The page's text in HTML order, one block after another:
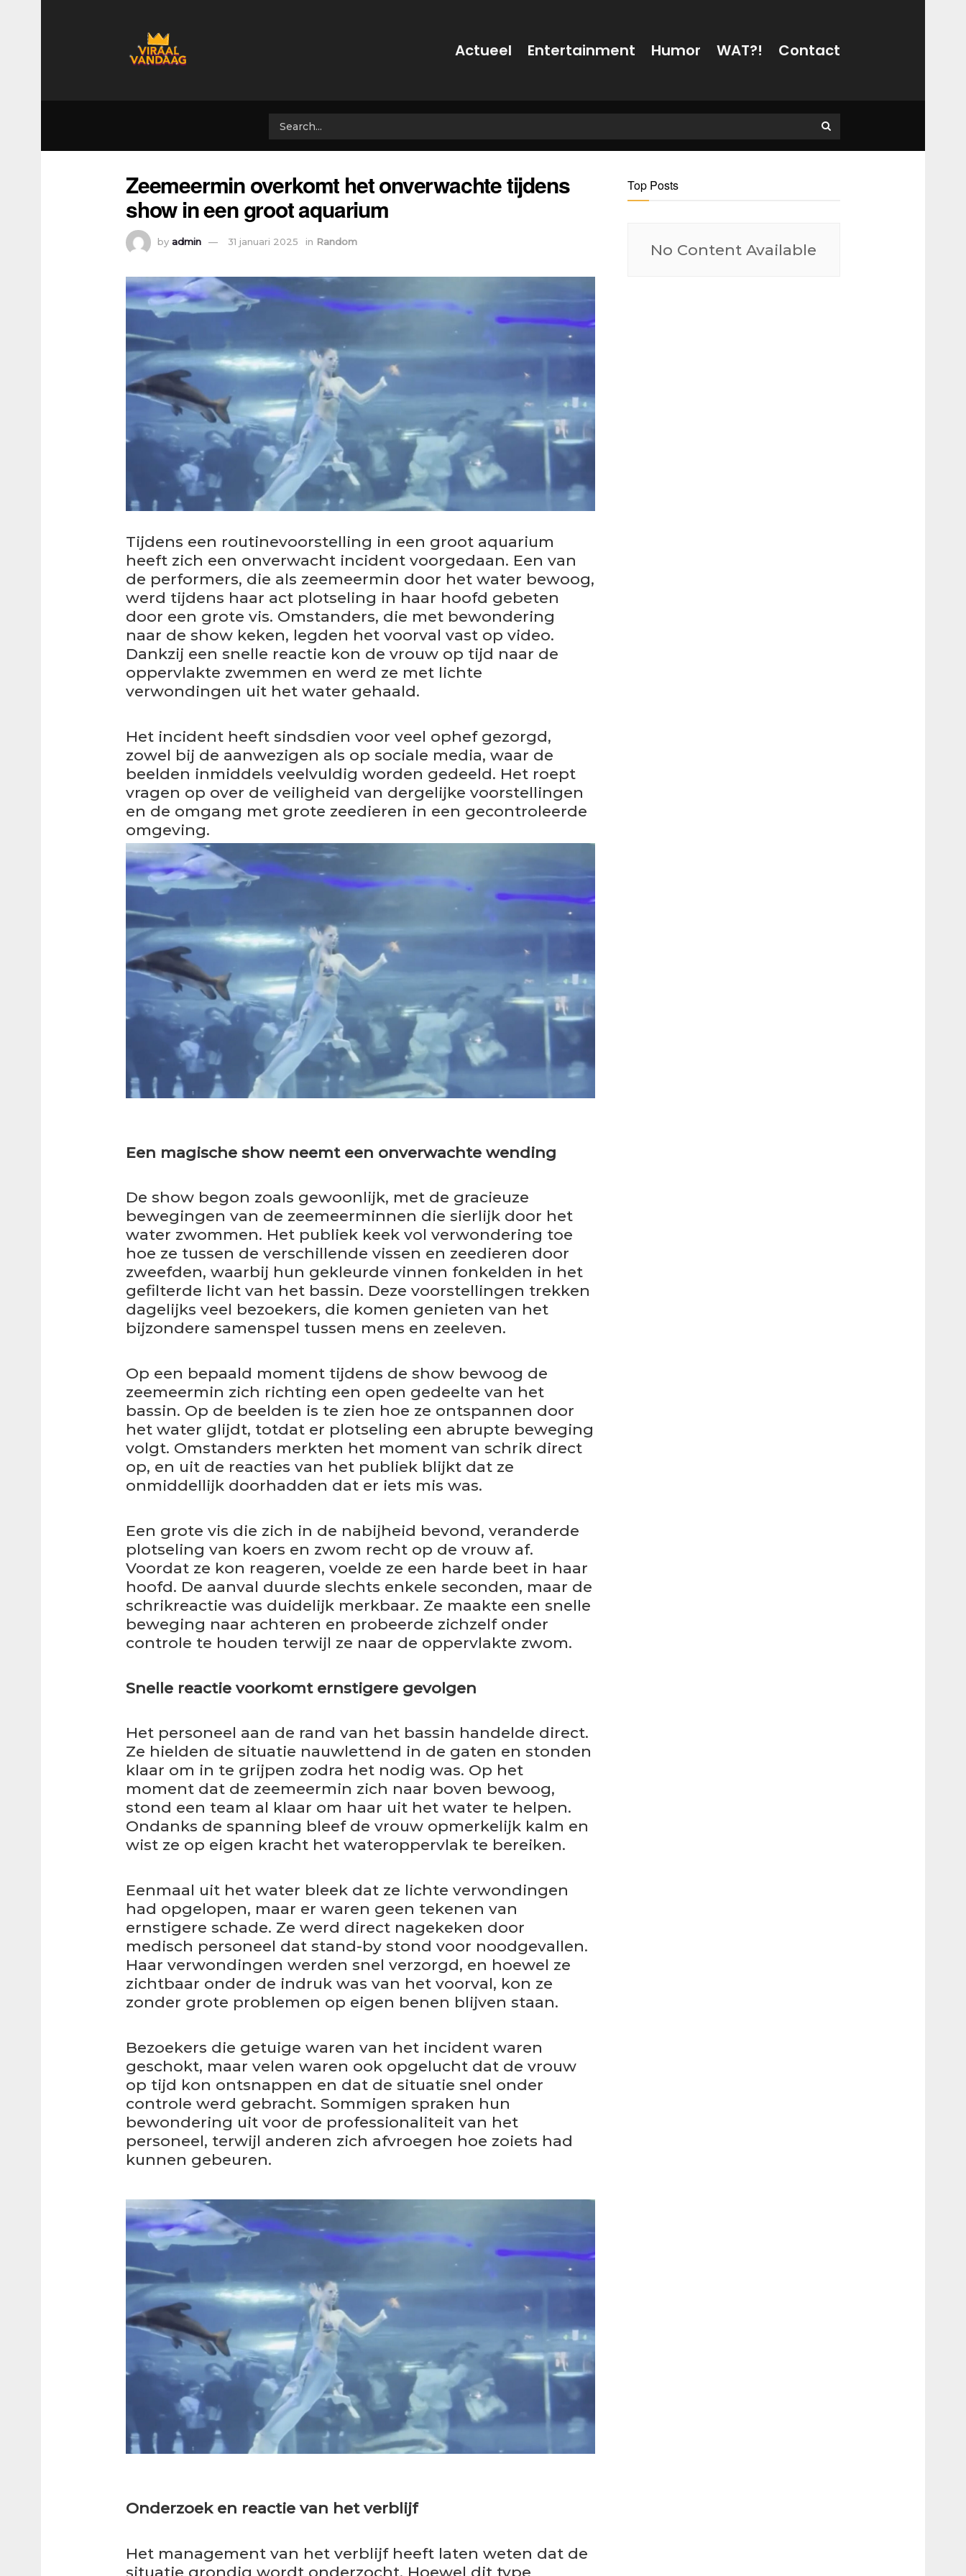
Actueel Entertainment Humor WAT?! Contact
Zeemeermin overkomt het onverwachte tijdens
show in een groot aquarium
by admin 31 januari 2025 in Random
Tijdens een routinevoorstelling in een groot aquarium
heeft zich een onverwacht incident voorgedaan. Een van
de performers, die als zeemeermin door het water bewoog,
werd tijdens haar act plotseling in haar hoofd gebeten
door een grote vis. Omstanders, die met bewondering
naar de show keken, legden het voorval vast op video.
Dankzij een snelle reactie kon de vrouw op tijd naar de
oppervlakte zwemmen en werd ze met lichte
verwondingen uit het water gehaald.
Het incident heeft sindsdien voor veel ophef gezorgd,
zowel bij de aanwezigen als op sociale media, waar de
beelden inmiddels veelvuldig worden gedeeld. Het roept
vragen op over de veiligheid van dergelijke voorstellingen
en de omgang met grote zeedieren in een gecontroleerde
omgeving.
Een magische show neemt een onverwachte wending
De show begon zoals gewoonlijk, met de gracieuze
bewegingen van de zeemeerminnen die sierlijk door het
water zwommen. Het publiek keek vol verwondering toe
hoe ze tussen de verschillende vissen en zeedieren door
zweefden, waarbij hun gekleurde vinnen fonkelden in het
gefilterde licht van het bassin. Deze voorstellingen trekken
dagelijks veel bezoekers, die komen genieten van het
bijzondere samenspel tussen mens en zeeleven.
Op een bepaald moment tijdens de show bewoog de
zeemeermin zich richting een open gedeelte van het
bassin. Op de beelden is te zien hoe ze ontspannen door
het water glijdt, totdat er plotseling een abrupte beweging
volgt. Omstanders merkten het moment van schrik direct
op, en uit de reacties van het publiek blijkt dat ze
onmiddellijk doorhadden dat er iets mis was.
Een grote vis die zich in de nabijheid bevond, veranderde
plotseling van koers en zwom recht op de vrouw af.
Voordat ze kon reageren, voelde ze een harde beet in haar
hoofd. De aanval duurde slechts enkele seconden, maar de
schrikreactie was duidelijk merkbaar. Ze maakte een snelle
beweging naar achteren en probeerde zichzelf onder
controle te houden terwijl ze naar de oppervlakte zwom.
Snelle reactie voorkomt ernstigere gevolgen
Het personeel aan de rand van het bassin handelde direct.
Ze hielden de situatie nauwlettend in de gaten en stonden
klaar om in te grijpen zodra het nodig was. Op het
moment dat de zeemeermin zich naar boven bewoog,
stond een team al klaar om haar uit het water te helpen.
Ondanks de spanning bleef de vrouw opmerkelijk kalm en
wist ze op eigen kracht het wateroppervlak te bereiken.
Eenmaal uit het water bleek dat ze lichte verwondingen
had opgelopen, maar er waren geen tekenen van
ernstigere schade. Ze werd direct nagekeken door
medisch personeel dat stand-by stond voor noodgevallen.
Haar verwondingen werden snel verzorgd, en hoewel ze
zichtbaar onder de indruk was van het voorval, kon ze
zonder grote problemen op eigen benen blijven staan.
Bezoekers die getuige waren van het incident waren
geschokt, maar velen waren ook opgelucht dat de vrouw
op tijd kon ontsnappen en dat de situatie snel onder
controle werd gebracht. Sommigen spraken hun
bewondering uit voor de professionaliteit van het
personeel, terwijl anderen zich afvroegen hoe zoiets had
kunnen gebeuren.
Onderzoek en reactie van het verblijf
Het management van het verblijf heeft laten weten dat de
situatie grondig wordt onderzocht. Hoewel dit type
Top Posts
No Content Available